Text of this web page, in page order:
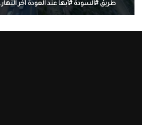
طريق #السودة #أبها عند العودة أخر النهار.